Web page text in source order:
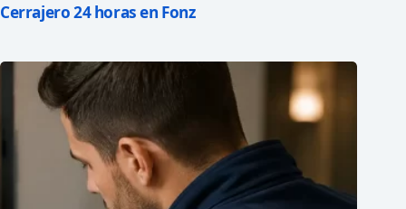
Cerrajero 24 horas en Fonz